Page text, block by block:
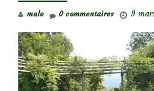
malo 9
0 commentaires